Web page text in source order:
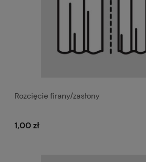
Rozcięcie firany/zasłony
1,00 zł